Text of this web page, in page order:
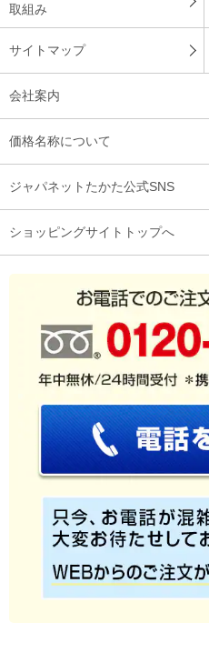
取組み
サイトマップ
会社案内
価格名称について
ジャパネットたかた公式SNS
ショッピングサイトトップへ